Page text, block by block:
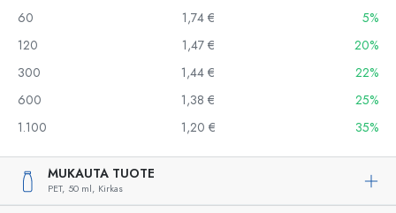
60
1,74 €
5%
120
1,47 €
20%
300
1,44 €
22%
600
1,38 €
25%
1.100
1,20 € 35%
MUKAUTA TUOTE
PET, 50 ml, Kirkas